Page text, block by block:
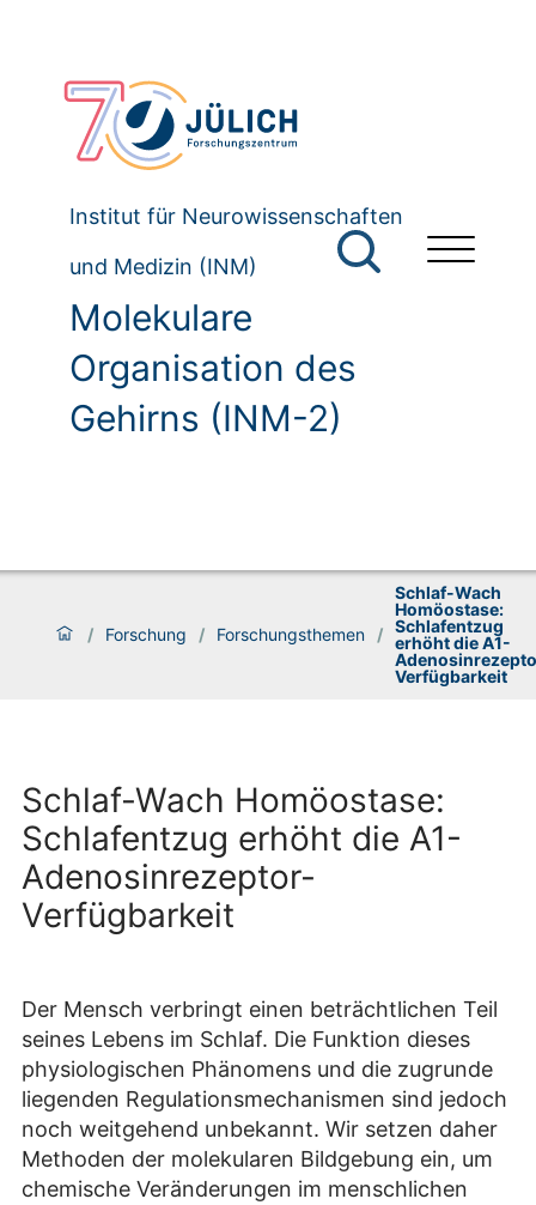
Institut für Neurowissenschaften
und Medizin (INM)
Molekulare
Organisation des
Gehirns (INM-2)
/ Forschung / Forschungsthemen /
Schlaf-Wach
Homöostase:
Schlafentzug
erhöht die A1-
Verfügbarkeit
Schlaf-Wach Homöostase:
Schlafentzug erhöht die A1-
Adenosinrezeptor-
Verfügbarkeit
Der Mensch verbringt einen beträchtlichen Teil
seines Lebens im Schlaf. Die Funktion dieses
physiologischen Phänomens und die zugrunde
liegenden Regulationsmechanismen sind jedoch
noch weitgehend unbekannt. Wir setzen daher
Methoden der molekularen Bildgebung ein, um
chemische Veränderungen im menschlichen